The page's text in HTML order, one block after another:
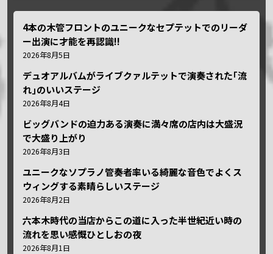
4本の木管フロントのユニークなセプテットでのリーダ
ー出演に才能を再認識!!
2026年8月5日
デュオアルバムがライブクァルテットで演奏された｢流
れ｣のいいステージ
2026年8月4日
ビッグバンドの迫力ある演奏に満々席の店内は大盛況
で大盛り上がり
2026年8月3日
ユニークなソプラノ管奏者率いる綺麗な音色でよくス
ウィングする素晴らしいステージ
2026年8月2日
六本木時代の当店からこの道に入った半世紀近い時の
流れを思い感慨ひとしおの夜
2026年8月1日